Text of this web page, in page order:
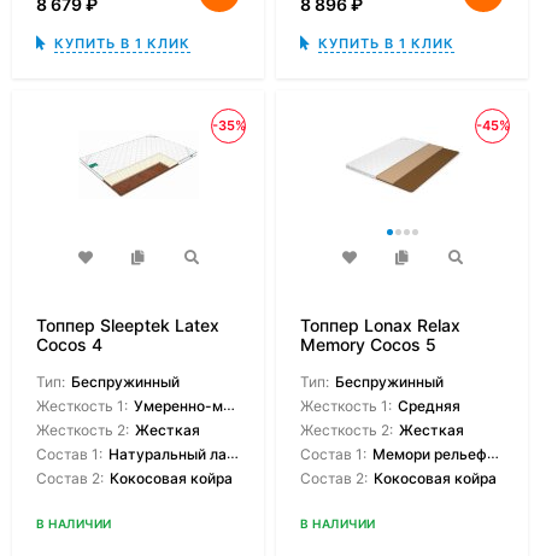
8 679₽
КУПИТЬ В 1 КЛИК
8 896₽
КУПИТЬ В 1 КЛИК
-35%
Топпер Sleeptek Latex
Cocos 4
Тип: Беспружинный
Жесткость 1: Умеренно-мягкая
Жесткость 2: Жесткая
Состав 1: Натуральный латекс
Состав 2: Кокосовая койра
В НАЛИЧИИ
-45%
Топпер Lonax Relax
Memory Cocos 5
Тип: Беспружинный
Жесткость 1: Средняя
Жесткость 2: Жесткая
Состав 1: Мемори рельефный
Состав 2: Кокосовая койра
В НАЛИЧИИ